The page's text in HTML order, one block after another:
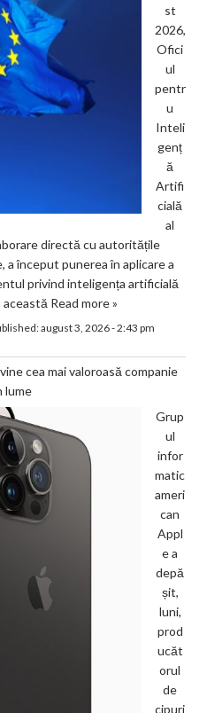
st
2026,
Ofici
ul
pentr
u
Inteli
genț
ă
Artifi
cială
al
directă cu autoritățile
a început punerea în aplicare a
privind inteligența artificială
Read more »
august 3, 2026 - 2:43 pm
cea mai valoroasă companie
lume
Grup
ul
infor
matic
ameri
can
Appl
e a
depă
șit,
luni,
prod
ucăt
orul
de
cipuri